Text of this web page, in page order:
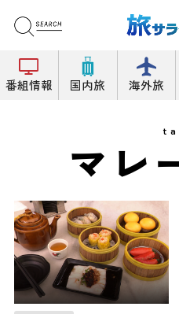
番組情報 国内旅 海外旅
マレ